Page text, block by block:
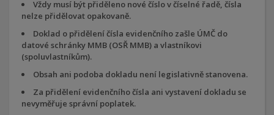
Vždy musí být přiděleno nové číslo v číselné řadě, čísla
nelze přidělovat opakovaně.
Doklad o přidělení čísla evidenčního zašle ÚMČ do
datové schránky MMB (OSŘ MMB) a vlastníkovi
(spoluvlastníkům).
Obsah ani podoba dokladu není legislativně stanovena.
Za přidělení evidenčního čísla ani vystavení dokladu se
nevyměřuje správní poplatek.